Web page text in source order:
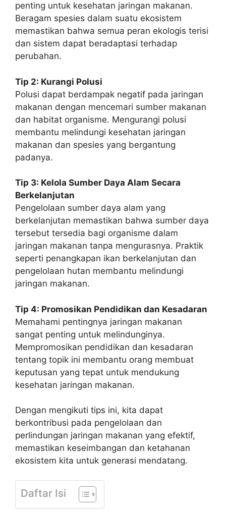
penting untuk kesehatan jaringan makanan.
Beragam spesies dalam suatu ekosistem
memastikan bahwa semua peran ekologis terisi
dan sistem dapat beradaptasi terhadap
perubahan.
Tip 2: Kurangi Polusi
Polusi dapat berdampak negatif pada jaringan
makanan dengan mencemari sumber makanan
dan habitat organisme. Mengurangi polusi
membantu melindungi kesehatan jaringan
makanan dan spesies yang bergantung
padanya.
Tip 3: Kelola Sumber Daya Alam Secara
Berkelanjutan
Pengelolaan sumber daya alam yang
berkelanjutan memastikan bahwa sumber daya
tersebut tersedia bagi organisme dalam
jaringan makanan tanpa mengurasnya. Praktik
seperti penangkapan ikan berkelanjutan dan
pengelolaan hutan membantu melindungi
jaringan makanan.
Tip 4: Promosikan Pendidikan dan Kesadaran
Memahami pentingnya jaringan makanan
sangat penting untuk melindunginya.
Mempromosikan pendidikan dan kesadaran
tentang topik ini membantu orang membuat
keputusan yang tepat untuk mendukung
kesehatan jaringan makanan.
Dengan mengikuti tips ini, kita dapat
berkontribusi pada pengelolaan dan
perlindungan jaringan makanan yang efektif,
memastikan keseimbangan dan ketahanan
ekosistem kita untuk generasi mendatang.
Daftar Isi